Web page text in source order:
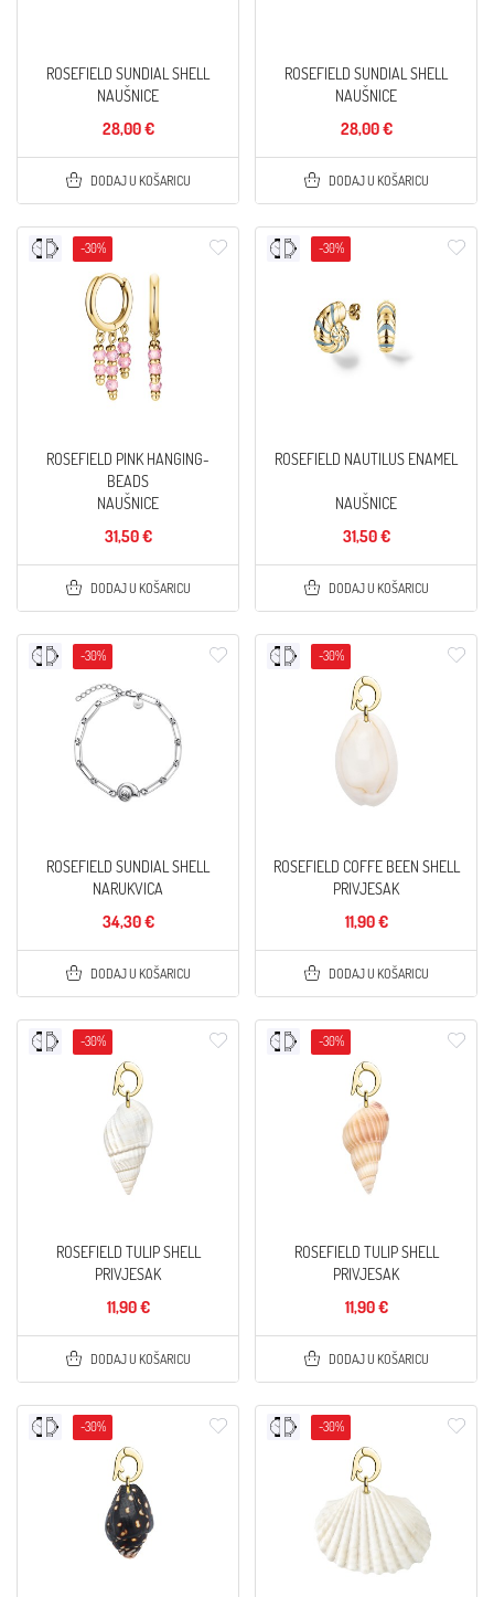
ROSEFIELD SUNDIAL SHELL
NAUŠNICE
28,00 €
DODAJ U KOŠARICU
ROSEFIELD SUNDIAL SHELL
NAUŠNICE
28,00 €
DODAJ U KOŠARICU
-30%
ROSEFIELD PINK HANGING-
BEADS
NAUŠNICE
31,50 €
DODAJ U KOŠARICU
-30%
ROSEFIELD NAUTILUS ENAMEL
NAUŠNICE
31,50 €
DODAJ U KOŠARICU
-30%
ROSEFIELD SUNDIAL SHELL
NARUKVICA
34,30 €
DODAJ U KOŠARICU
-30%
ROSEFIELD COFFE BEEN SHELL
PRIVJESAK
11,90 €
DODAJ U KOŠARICU
-30%
ROSEFIELD TULIP SHELL
PRIVJESAK
11,90 €
DODAJ U KOŠARICU
-30%
ROSEFIELD TULIP SHELL
PRIVJESAK
11,90 €
DODAJ U KOŠARICU
-30% -30%